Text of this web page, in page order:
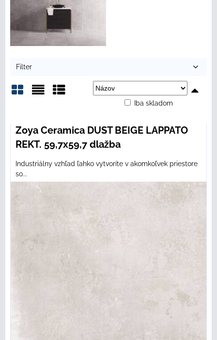
Filter
Iba skladom
Zoya Ceramica DUST BEIGE LAPPATO
REKT. 59,7x59,7 dlažba
Industriálny vzhľad ľahko vytvoríte v akomkoľvek priestore
so...